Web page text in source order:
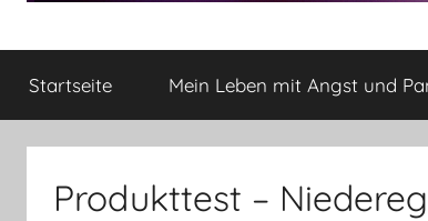
Yvis
Lifestyle
kleine
Lifestyle
Rezensionen,
Startseite Mein Leben mit Angst und
Produkttest –